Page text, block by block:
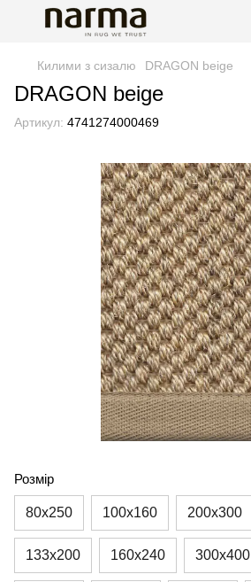
Килими з сизалю DRAGON beige
DRAGON beige
Артикул: 4741274000469
Розмір
80x250 100x160 200x300
133x200 160x240 300x400